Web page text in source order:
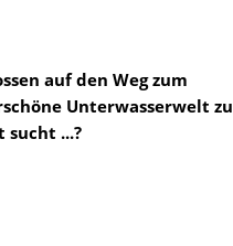
auf den Weg zum
Unterwasserwelt zu
...?